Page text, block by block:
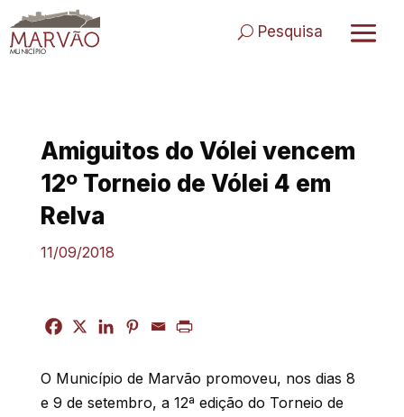
to
content
Pesquisa
Amiguitos do Vólei vencem
12º Torneio de Vólei 4 em
Relva
11/09/2018
O Município de Marvão promoveu, nos dias 8
e 9 de setembro, a 12ª edição do Torneio de